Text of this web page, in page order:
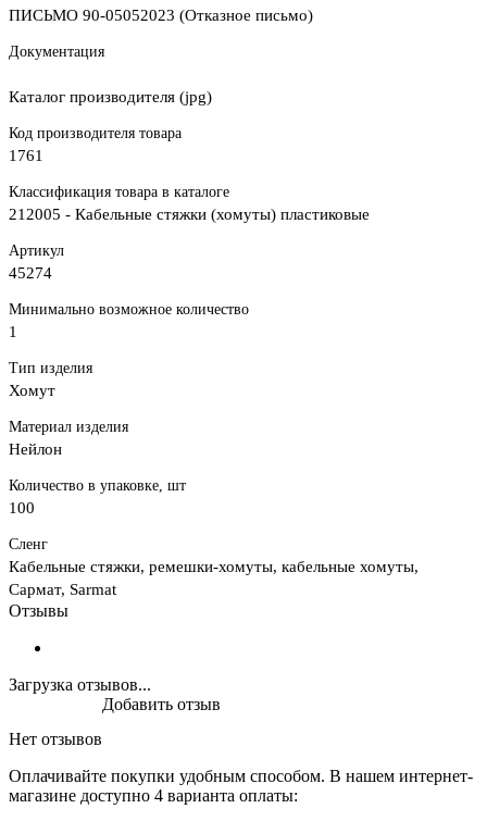
ПИСЬМО 90-05052023 (Отказное письмо)
Документация
Каталог производителя (jpg)
Код производителя товара
1761
Классификация товара в каталоге
212005 - Кабельные стяжки (хомуты) пластиковые
Артикул
45274
Минимально возможное количество
1
Тип изделия
Хомут
Материал изделия
Нейлон
Количество в упаковке, шт
100
Сленг
Кабельные стяжки, ремешки-хомуты, кабельные хомуты,
Сармат, Sarmat
Отзывы
Загрузка отзывов...
Нет отзывов
Добавить отзыв
Оплачивайте покупки удобным способом. В нашем интернет-
магазине доступно 4 варианта оплаты: